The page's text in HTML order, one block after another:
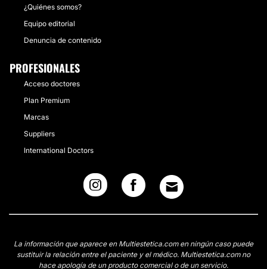
¿Quiénes somos?
Equipo editorial
Denuncia de contenido
PROFESIONALES
Acceso doctores
Plan Premium
Marcas
Suppliers
International Doctors
La información que aparece en Multiestetica.com en ningún caso puede
sustituir la relación entre el paciente y el médico. Multiestetica.com no
hace apología de un producto comercial o de un servicio.